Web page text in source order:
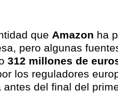
que Amazon ha
pero algunas
312 millones de
los reguladores
del final del